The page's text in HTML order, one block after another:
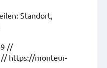
Standort,
//
// https://monteur-